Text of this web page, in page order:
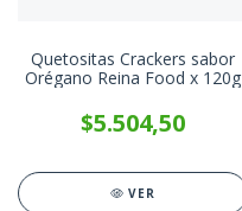
Quetositas Crackers sabor
Orégano Reina Food x 120g
$5.504,50
VER